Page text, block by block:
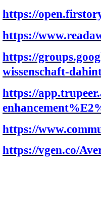
https://
https://
https://
wissenschaft-
https://
https://
https://vgen.co/